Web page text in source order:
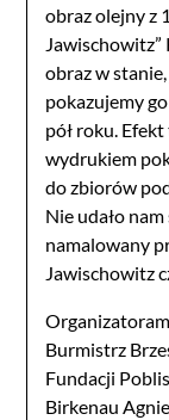
obraz olejny z
obraz w
pokazujemy
pół roku.
wydrukiem
do zbiorów
Nie udało
namalowany
Jawischowitz
Burmistrz
Fundacji
Birkenau